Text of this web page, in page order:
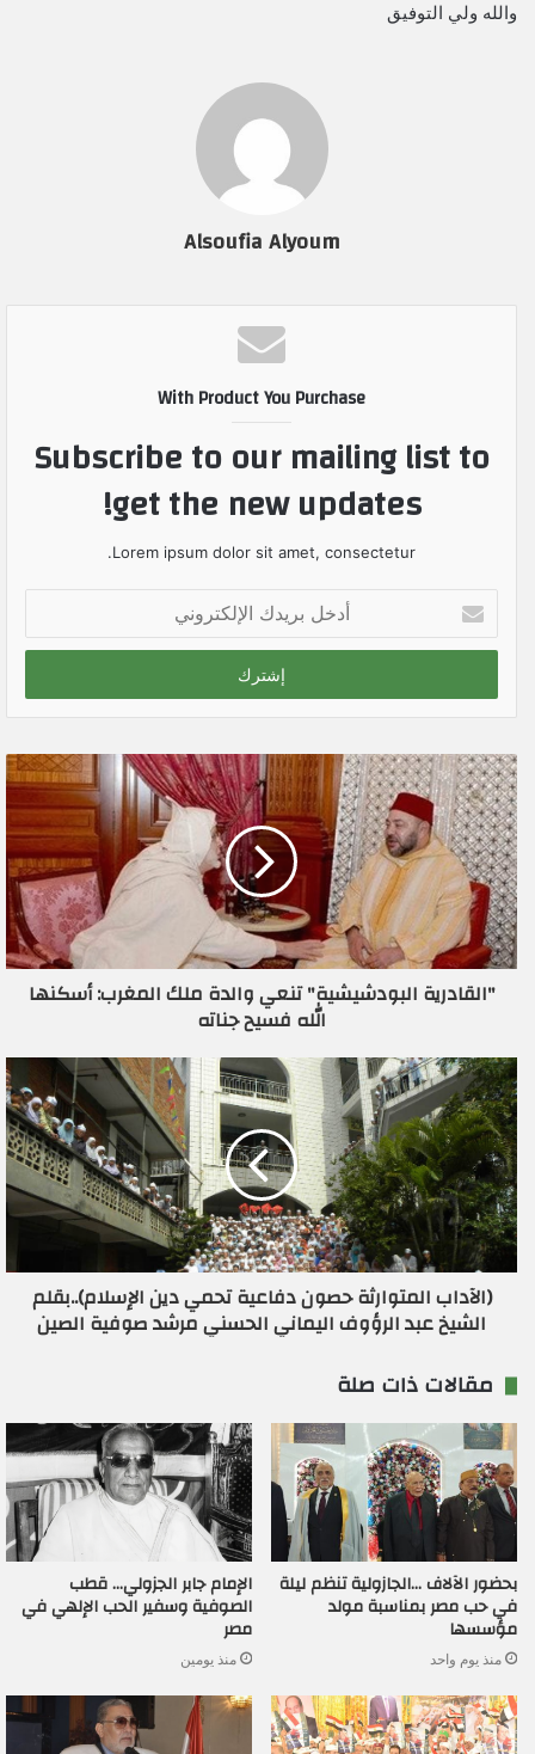
Alsoufia Alyoum
With Product You Purchase
Subscribe to our mailing list to
get the new updates!
Lorem ipsum dolor sit amet, consectetur.
خ
ب
ي
د
ك
ا
ل
إ
ل
ك
ت
ي
"القادرية البودشيشية" تنعي والدة ملك المغرب: أسكنها
الله فسيح جناته
(الآداب المتوارثة حصون دفاعية تحمي دين الإسلام)..بقلم
الشيخ عبد الرؤوف اليماني الحسني مرشد صوفية الصين
مقالات ذات صلة
بحضور الآلاف …الجازولية تنظم ليلة
في حب مصر بمناسبة مولد
مؤسسها
منذ يوم واحد
الإمام جابر الجزولي… قطب
الصوفية وسفير الحب الإلهي في
مصر
منذ يومين